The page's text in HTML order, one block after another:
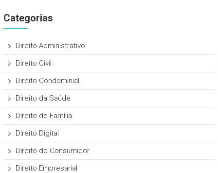
Categorias
Direito Administrativo
Direito Civil
Direito Condominial
Direito da Saúde
Direito de Família
Direito Digital
Direito do Consumidor
Direito Empresarial